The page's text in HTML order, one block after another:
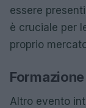
essere
è cruciale per
proprio
Altro evento